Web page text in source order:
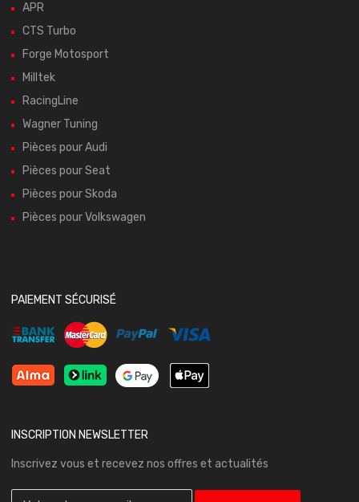
APR
CTS Turbo
Forge Motosport
Milltek
RacingLine
Wagner Tuning
Pièces pour Audi
Pièces pour Seat
Pièces pour Skoda
Pièces pour Volkswagen
PAIEMENT SÉCURISÉ
INSCRIPTION NEWSLETTER
Inscrivez vous et recevez nos offres et actualités